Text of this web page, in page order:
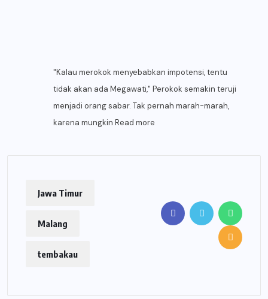
"Kalau merokok menyebabkan impotensi, tentu
tidak akan ada Megawati," Perokok semakin teruji
menjadi orang sabar. Tak pernah marah-marah,
karena mungkin Read more
Jawa Timur
Malang
tembakau